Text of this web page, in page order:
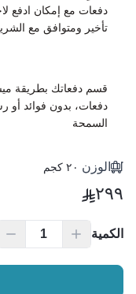
دفعات مع إمكان ادفع
تأخير ومتوافق مع
دفعات، بدون فوائد أو
السمحة
الوزن ٢٠ كجم
٢٩٩
الكمية